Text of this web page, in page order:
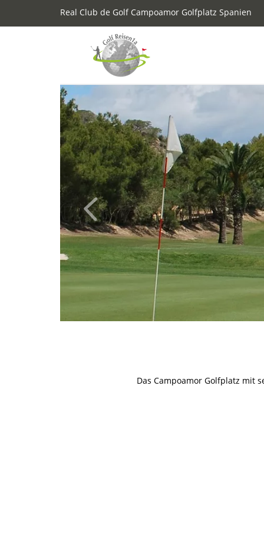
Real Club de Golf Campoamor Golfplatz Spanien
Das Campoamor Golfplatz mit